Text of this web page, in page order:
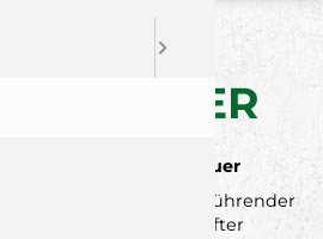
Roland Sauer
Geschäftsführender
Gesellschafter